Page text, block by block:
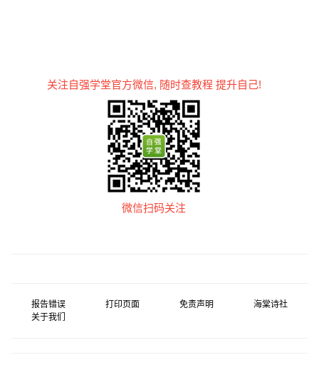
关注自强学堂官方微信, 随时查教程 提升自己!
微信扫码关注
报告错误 打印页面 免责声明
海棠诗社
关于我们